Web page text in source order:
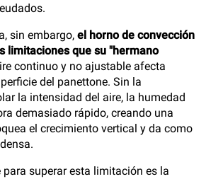
sin embargo, el horno de convección
limitaciones que su "hermano
continuo y no ajustable afecta
del panettone. Sin la
la intensidad del aire, la humedad
demasiado rápido, creando una
el crecimiento vertical y da como
para superar esta limitación es la